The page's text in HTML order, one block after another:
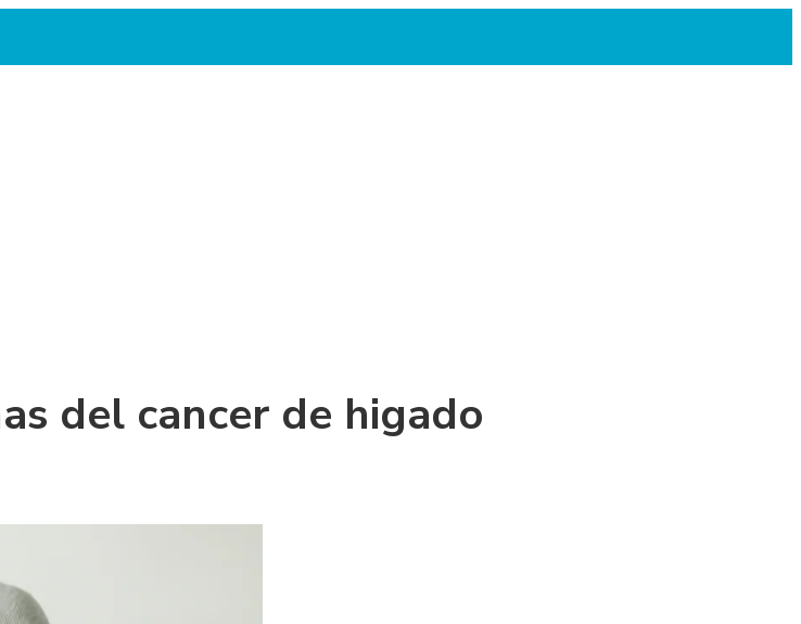
del cancer de higado